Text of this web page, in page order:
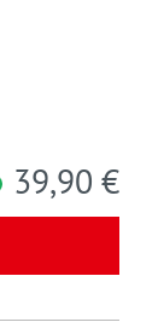
39,90 €